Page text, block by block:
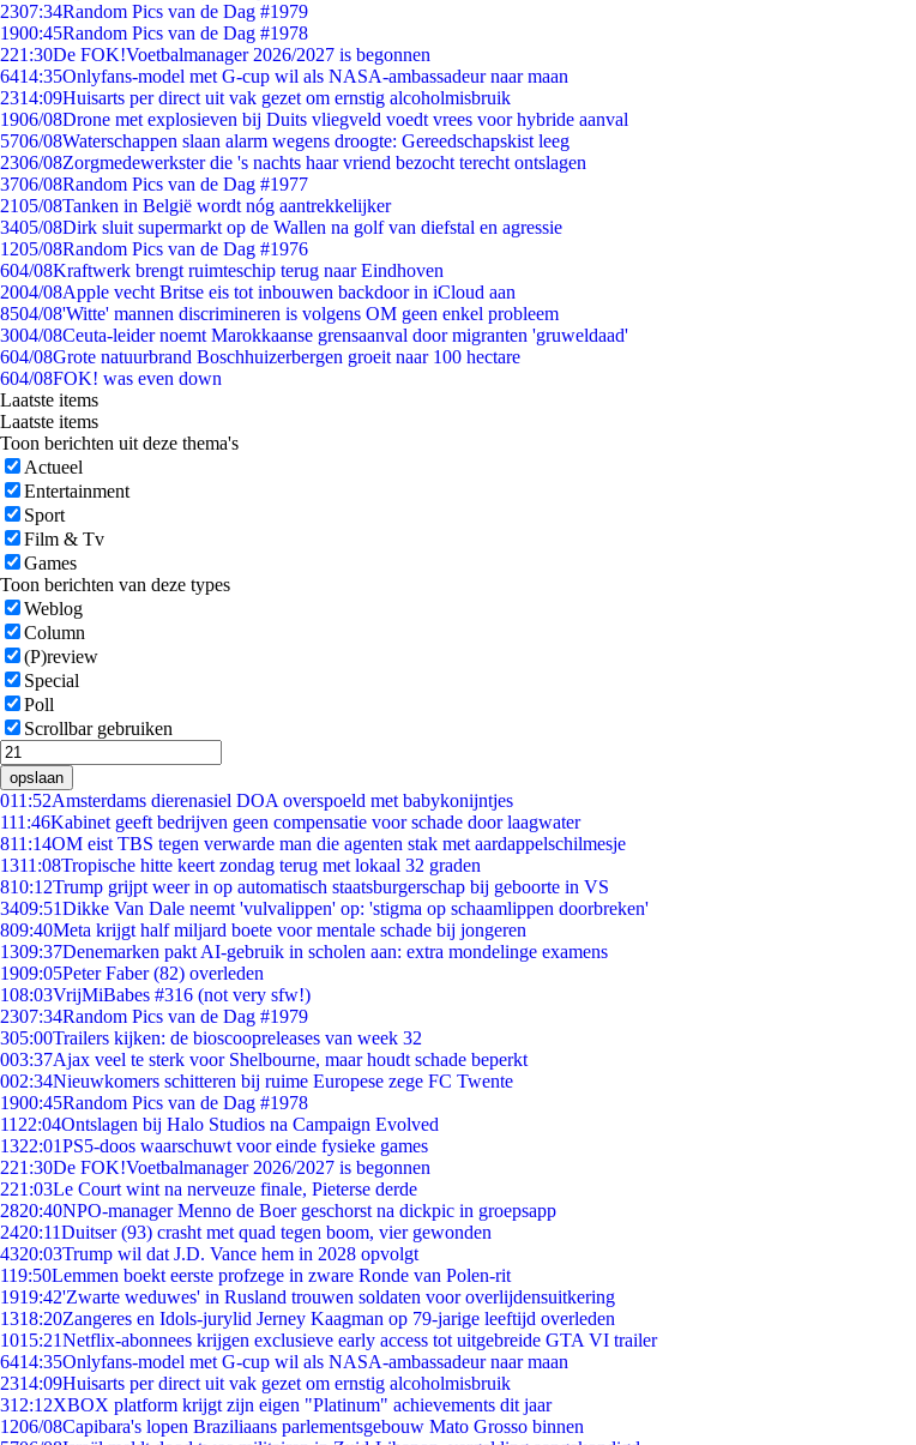
2307:34Random Pics van de Dag #1979
1900:45Random Pics van de Dag #1978
221:30De FOK!Voetbalmanager 2026/2027 is begonnen
6414:35Onlyfans-model met G-cup wil als NASA-ambassadeur naar maan
2314:09Huisarts per direct uit vak gezet om ernstig alcoholmisbruik
1906/08Drone met explosieven bij Duits vliegveld voedt vrees voor hybride aanval
5706/08Waterschappen slaan alarm wegens droogte: Gereedschapskist leeg
2306/08Zorgmedewerkster die 's nachts haar vriend bezocht terecht ontslagen
3706/08Random Pics van de Dag #1977
2105/08Tanken in België wordt nóg aantrekkelijker
3405/08Dirk sluit supermarkt op de Wallen na golf van diefstal en agressie
1205/08Random Pics van de Dag #1976
604/08Kraftwerk brengt ruimteschip terug naar Eindhoven
2004/08Apple vecht Britse eis tot inbouwen backdoor in iCloud aan
8504/08'Witte' mannen discrimineren is volgens OM geen enkel probleem
3004/08Ceuta-leider noemt Marokkaanse grensaanval door migranten 'gruweldaad'
604/08Grote natuurbrand Boschhuizerbergen groeit naar 100 hectare
604/08FOK! was even down
Laatste items
Laatste items
Toon berichten uit deze thema's
Actueel
Entertainment
Sport
Film & Tv
Games
Toon berichten van deze types
Weblog
Column
(P)review
Special
Poll
Scrollbar gebruiken
opslaan
011:52Amsterdams dierenasiel DOA overspoeld met babykonijntjes
111:46Kabinet geeft bedrijven geen compensatie voor schade door laagwater
811:14OM eist TBS tegen verwarde man die agenten stak met aardappelschilmesje
1311:08Tropische hitte keert zondag terug met lokaal 32 graden
810:12Trump grijpt weer in op automatisch staatsburgerschap bij geboorte in VS
3409:51Dikke Van Dale neemt 'vulvalippen' op: 'stigma op schaamlippen doorbreken'
809:40Meta krijgt half miljard boete voor mentale schade bij jongeren
1309:37Denemarken pakt AI-gebruik in scholen aan: extra mondelinge examens
1909:05Peter Faber (82) overleden
108:03VrijMiBabes #316 (not very sfw!)
2307:34Random Pics van de Dag #1979
305:00Trailers kijken: de bioscoopreleases van week 32
003:37Ajax veel te sterk voor Shelbourne, maar houdt schade beperkt
002:34Nieuwkomers schitteren bij ruime Europese zege FC Twente
1900:45Random Pics van de Dag #1978
11 22:04Ontslagen bij Halo Studios na Campaign Evolved
1322:01PS5-doos waarschuwt voor einde fysieke games
221:30De FOK!Voetbalmanager 2026/2027 is begonnen
221:03Le Court wint na nerveuze finale, Pieterse derde
2820:40NPO-manager Menno de Boer geschorst na dickpic in groepsapp
2420:11Duitser (93) crasht met quad tegen boom, vier gewonden
4320:03Trump wil dat J.D. Vance hem in 2028 opvolgt
119:50Lemmen boekt eerste profzege in zware Ronde van Polen-rit
1919:42'Zwarte weduwes' in Rusland trouwen soldaten voor overlijdensuitkering
1318:20Zangeres en Idols-jurylid Jerney Kaagman op 79-jarige leeftijd overleden
1015:21Netflix-abonnees krijgen exclusieve early access tot uitgebreide GTA VI trailer
6414:35Onlyfans-model met G-cup wil als NASA-ambassadeur naar maan
2314:09Huisarts per direct uit vak gezet om ernstig alcoholmisbruik
312:12XBOX platform krijgt zijn eigen "Platinum" achievements dit jaar
1206/08Capibara's lopen Braziliaans parlementsgebouw Mato Grosso binnen